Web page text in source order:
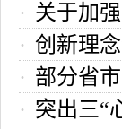
关于加
创新理
部分省
设情况的
突出三“